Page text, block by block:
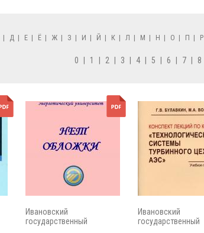
| Д | Е | Ё | Ж | З | И | Й | К | Л | М | Н | О | П | Р
0 1 2 3 4 5 6 7 8
Ивановский
государственный
Ивановский
государственный